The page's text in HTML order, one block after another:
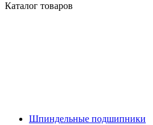
Каталог товаров
Шпиндельные подшипники